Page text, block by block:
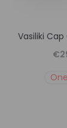
Vasiliki
€